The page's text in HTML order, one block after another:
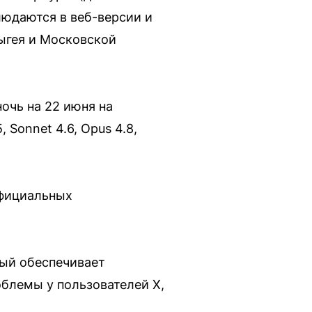
в веб-версии и
и Московской
на 22 июня на
Sonnet 4.6, Opus 4.8,
обеспечивает
у пользователей X,